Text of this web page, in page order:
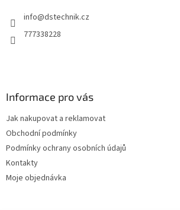
info@dstechnik.cz
777338228
Informace pro vás
Jak nakupovat a reklamovat
Obchodní podmínky
Podmínky ochrany osobních údajů
Kontakty
Moje objednávka